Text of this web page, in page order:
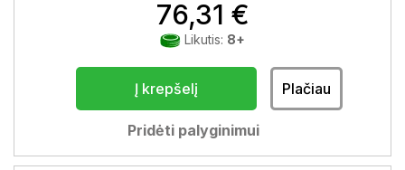
76,31 €
Likutis: 8+
Į krepšelį Plačiau
Pridėti palyginimui